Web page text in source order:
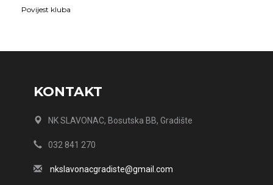
Povijest kluba
KONTAKT
NK SLAVONAC, Bosutska BB, Gradište
032 841 270
nkslavonacgradiste@gmail.com